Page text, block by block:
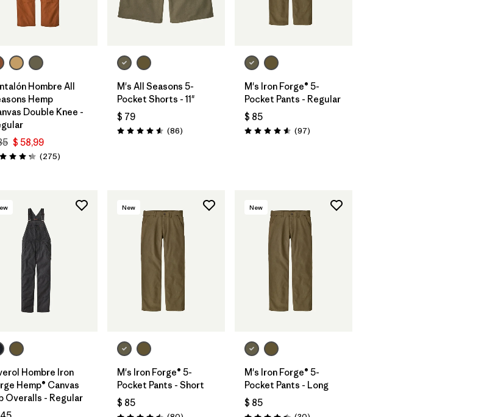
Hombre All
Hemp
Double Knee -
$ 58,99
4.2 / 5
(275Comentarios
)
M's All Seasons 5-
Pocket Shorts - 11"
$ 79
Valoración: 4.6 / 5
(86Comentarios
)
M's Iron Forge® 5-
Pocket Pants - Regular
$ 85
Valoración: 4.6 / 5
(97Comentarios
)
Hombre Iron
Hemp® Canvas
Overalls - Regular
New
M's Iron Forge® 5-
Pocket Pants - Short
$ 85
New
M's Iron Forge® 5-
Pocket Pants - Long
$ 85